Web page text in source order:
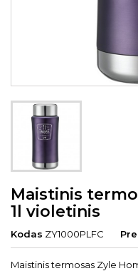
Maistinis
1l violetinis
Kodas ZY1000PLFC
Maistinis termosas Zyle